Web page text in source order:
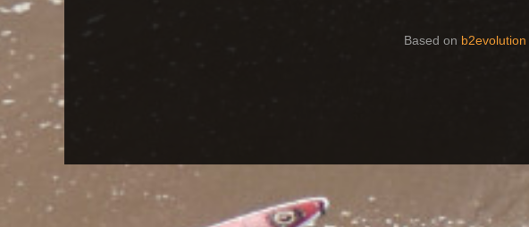
Based on b2evolution